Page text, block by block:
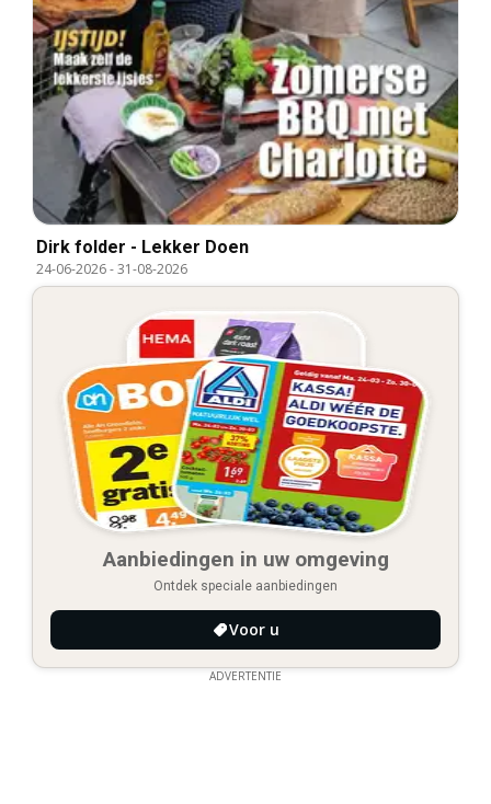
Dirk folder - Lekker Doen
24-06-2026-31-08-2026
Aanbiedingen in uw omgeving
Ontdek speciale aanbiedingen
Voor u
ADVERTENTIE